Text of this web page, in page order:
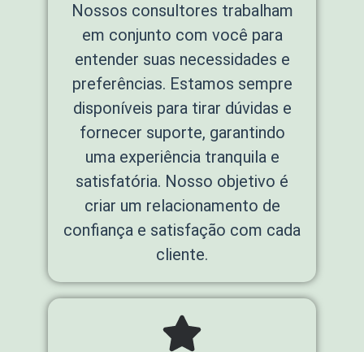
Nossos consultores trabalham
em conjunto com você para
entender suas necessidades e
preferências. Estamos sempre
disponíveis para tirar dúvidas e
fornecer suporte, garantindo
uma experiência tranquila e
satisfatória. Nosso objetivo é
criar um relacionamento de
confiança e satisfação com cada
cliente.